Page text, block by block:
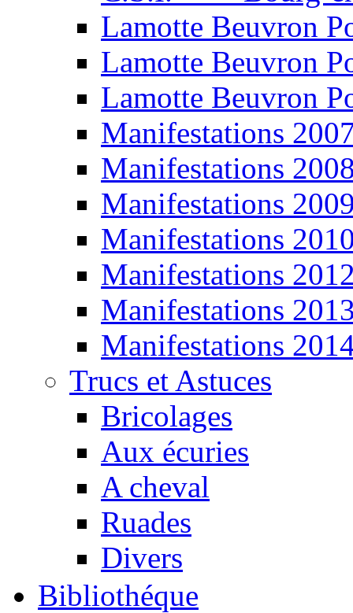
Lamotte Beuvron
Lamotte Beuvron
Lamotte Beuvron
Manifestations
Manifestations
Manifestations
Manifestations
Manifestations
Manifestations
Manifestations
Trucs et Astuces
Bricolages
Aux écuries
A cheval
Ruades
Divers
Bibliothéque